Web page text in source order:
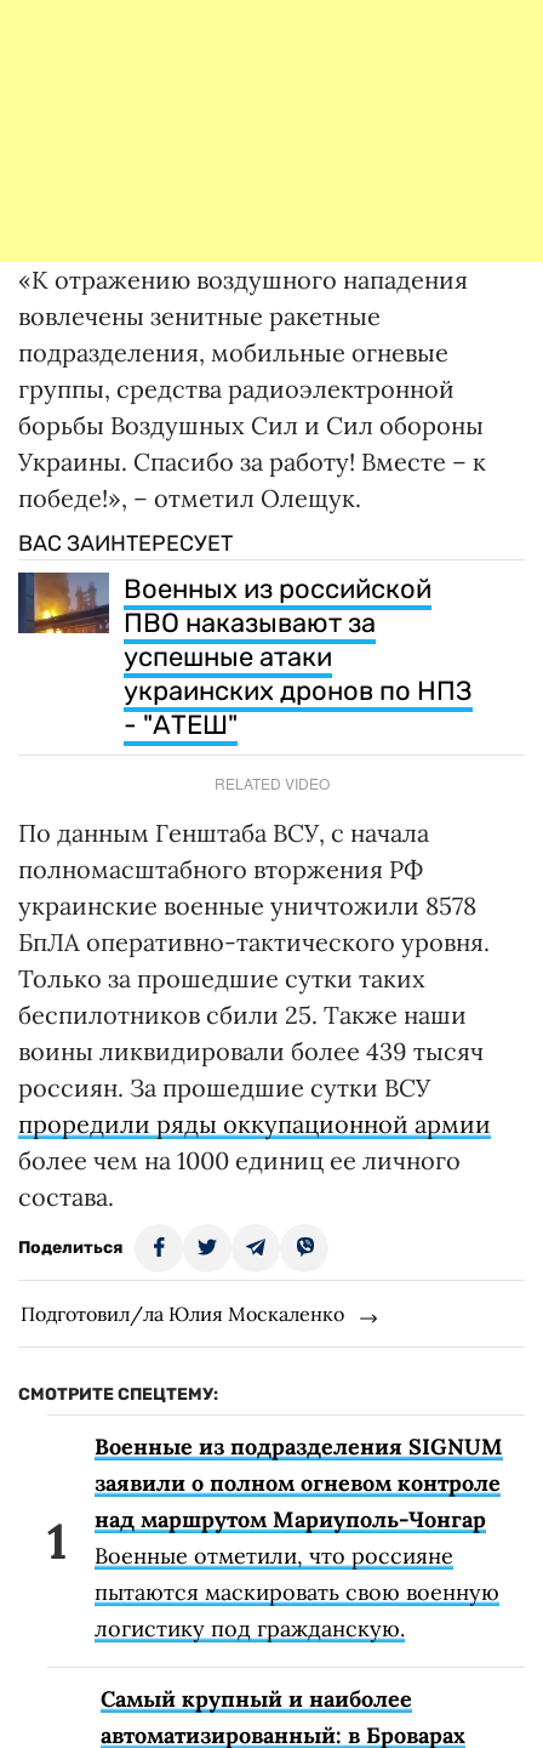
«К отражению воздушного нападения
вовлечены зенитные ракетные
подразделения, мобильные огневые
группы, средства радиоэлектронной
борьбы Воздушных Сил и Сил обороны
Украины. Спасибо за работу! Вместе – к
победе!», – отметил Олещук.
ВАС ЗАИНТЕРЕСУЕТ
Военных из российской
ПВО наказывают за
успешные атаки
украинских дронов по НПЗ
- "АТЕШ"
RELATED VIDEO
По данным Генштаба ВСУ, с начала
полномасштабного вторжения РФ
украинские военные уничтожили 8578
БпЛА оперативно-тактического уровня.
Только за прошедшие сутки таких
беспилотников сбили 25. Также наши
воины ликвидировали более 439 тысяч
россиян. За прошедшие сутки ВСУ
проредили ряды оккупационной армии
более чем на 1000 единиц ее личного
состава.
Поделиться
Подготовил/ла Юлия Москаленко
СМОТРИТЕ СПЕЦТЕМУ:
Военные из подразделения SIGNUM
заявили о полном огневом контроле
над маршрутом Мариуполь-Чонгар
Военные отметили, что россияне
пытаются маскировать свою военную
логистику под гражданскую.
Самый крупный и наиболее
автоматизированный: в Броварах